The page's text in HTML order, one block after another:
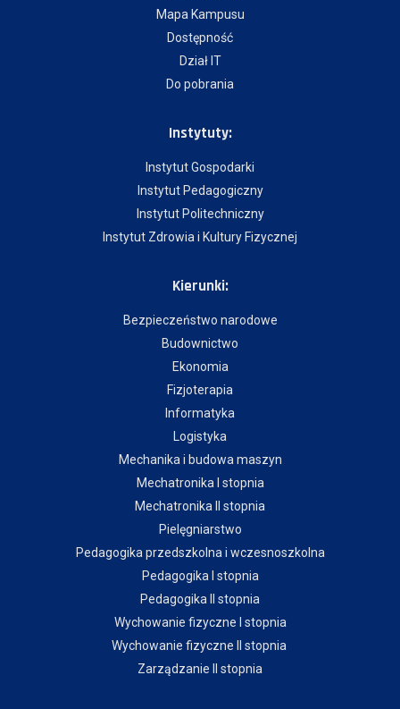
Mapa Kampusu
Dostępność
Dział IT
Do pobrania
Instytuty:
Instytut Gospodarki
Instytut Pedagogiczny
Instytut Politechniczny
Instytut Zdrowia i Kultury Fizycznej
Kierunki:
Bezpieczeństwo narodowe
Budownictwo
Ekonomia
Fizjoterapia
Informatyka
Logistyka
Mechanika i budowa maszyn
Mechatronika I stopnia
Mechatronika II stopnia
Pielęgniarstwo
Pedagogika przedszkolna i wczesnoszkolna
Pedagogika I stopnia
Pedagogika II stopnia
Wychowanie fizyczne I stopnia
Wychowanie fizyczne II stopnia
Zarządzanie II stopnia